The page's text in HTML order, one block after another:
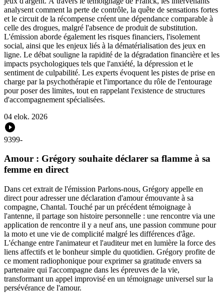
analysent comment la perte de contrôle, la quête de sensations fortes
et le circuit de la récompense créent une dépendance comparable à
celle des drogues, malgré l'absence de produit de substitution.
L'émission aborde également les risques financiers, l'isolement
social, ainsi que les enjeux liés à la dématérialisation des jeux en
ligne. Le débat souligne la rapidité de la dégradation financière et les
impacts psychologiques tels que l'anxiété, la dépression et le
sentiment de culpabilité. Les experts évoquent les pistes de prise en
charge par la psychothérapie et l'importance du rôle de l'entourage
pour poser des limites, tout en rappelant l'existence de structures
d'accompagnement spécialisées.
04 elok. 2026
9399-
Amour : Grégory souhaite déclarer sa flamme à sa
femme en direct
Dans cet extrait de l'émission Parlons-nous, Grégory appelle en
direct pour adresser une déclaration d'amour émouvante à sa
compagne, Chantal. Touché par un précédent témoignage à
l'antenne, il partage son histoire personnelle : une rencontre via une
application de rencontre il y a neuf ans, une passion commune pour
la moto et une vie de complicité malgré les différences d'âge.
L'échange entre l'animateur et l'auditeur met en lumière la force des
liens affectifs et le bonheur simple du quotidien. Grégory profite de
ce moment radiophonique pour exprimer sa gratitude envers sa
partenaire qui l'accompagne dans les épreuves de la vie,
transformant un appel improvisé en un témoignage universel sur la
persévérance de l'amour.